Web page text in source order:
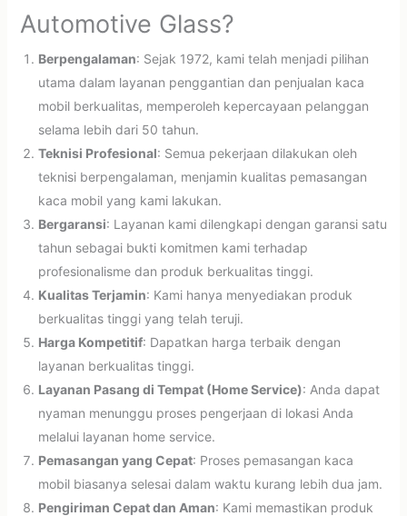
Automotive Glass?
Berpengalaman: Sejak 1972, kami telah menjadi pilihan
utama dalam layanan penggantian dan penjualan kaca
mobil berkualitas, memperoleh kepercayaan pelanggan
selama lebih dari 50 tahun.
Teknisi Profesional: Semua pekerjaan dilakukan oleh
teknisi berpengalaman, menjamin kualitas pemasangan
kaca mobil yang kami lakukan.
Bergaransi: Layanan kami dilengkapi dengan garansi satu
tahun sebagai bukti komitmen kami terhadap
profesionalisme dan produk berkualitas tinggi.
Kualitas Terjamin: Kami hanya menyediakan produk
berkualitas tinggi yang telah teruji.
Harga Kompetitif: Dapatkan harga terbaik dengan
layanan berkualitas tinggi.
Layanan Pasang di Tempat (Home Service): Anda dapat
nyaman menunggu proses pengerjaan di lokasi Anda
melalui layanan home service.
Pemasangan yang Cepat: Proses pemasangan kaca
mobil biasanya selesai dalam waktu kurang lebih dua jam.
Pengiriman Cepat dan Aman: Kami memastikan produk